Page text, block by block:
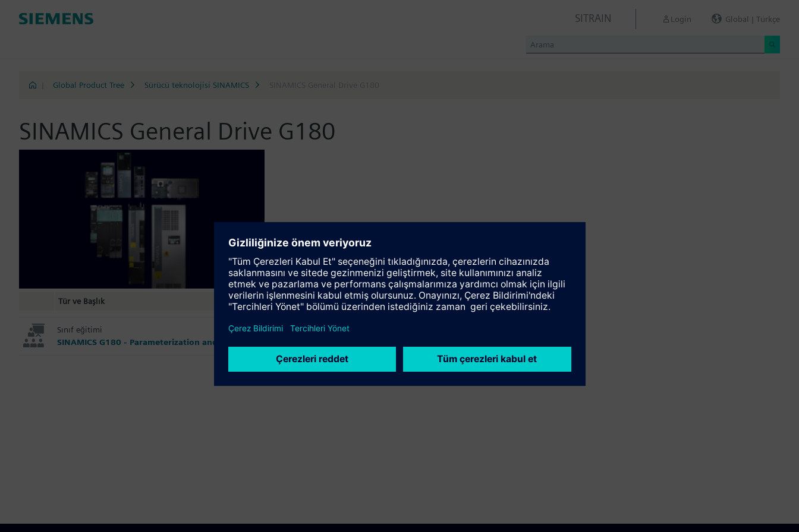
SITRAIN Login Global | Türkçe
Global Product Tree Sürücü teknolojisi SINAMICS SINAMICS General Drive G180
SINAMICS General Drive G180
Tür ve Başlık Dil Eğitim ID
Sınıf eğitimi
SINAMICS G180 - Parameterization and Service